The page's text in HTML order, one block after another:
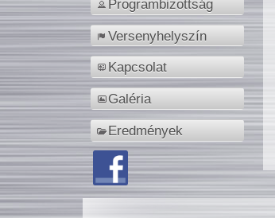
Programbizottság
Versenyhelyszín
Kapcsolat
Galéria
Eredmények